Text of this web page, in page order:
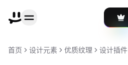
首页 设计元素 优质纹理 设计插件